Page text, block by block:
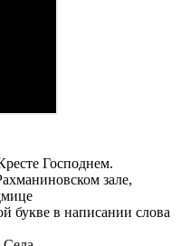
Господнем.
зале,
букве в написании слова